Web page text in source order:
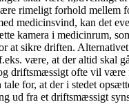
rimeligt forhold mellem
medicinsvind, kan det
kamera i medicinrum,
at sikre driften.
være, at der altid skal
driftsmæssigt ofte vil være
for, at der i stedet
ud fra et driftsmæssigt